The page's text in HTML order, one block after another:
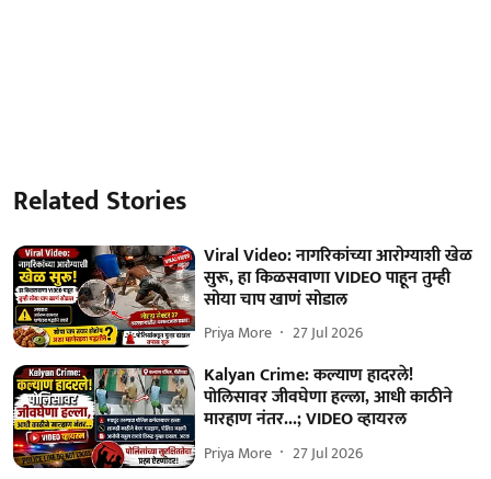
Related Stories
Viral Video: नागरिकांच्या आरोग्याशी खेळ
सुरू, हा किळसवाणा VIDEO पाहून तुम्ही
सोया चाप खाणं सोडाल
Priya More 27 Jul 2026
Kalyan Crime: कल्याण हादरले!
पोलिसावर जीवघेणा हल्ला, आधी काठीने
मारहाण नंतर...; VIDEO व्हायरल
Priya More 27 Jul 2026